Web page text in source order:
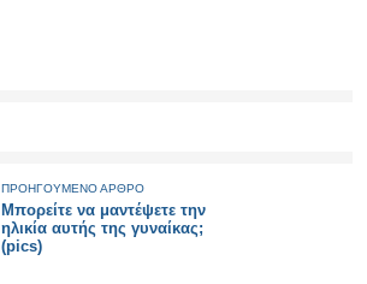
ΠΡΟΗΓΟΥΜΕΝΟ ΑΡΘΡΟ
Μπορείτε να μαντέψετε την
ηλικία αυτής της γυναίκας;
(pics)